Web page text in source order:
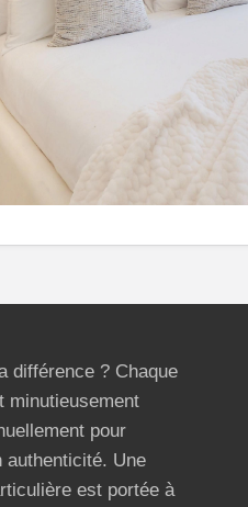
différence ? Chaque
minutieusement
pour
authenticité. Une
est portée à